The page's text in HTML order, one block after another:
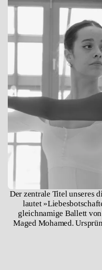
Der zentrale Titel unseres
lautet
gleichnamige Ballett
Maged Mohamed.